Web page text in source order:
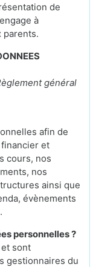
de
à
parents.
général
afin de
et
cours, nos
nos
ainsi que
évènements
personnelles ?
sont
gestionnaires du